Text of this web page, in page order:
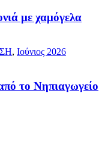
με χαμόγελα
, Ιούνιος 2026
το Νηπιαγωγείο